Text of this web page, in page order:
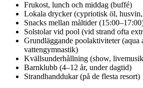
Frukost, lunch och middag (buffé)
Lokala drycker (cypriotisk öl,
Snacks mellan måltider
Solstolar vid pool (vid strand ofta
Grundläggande poolaktiviteter (aqua
vattengymnastik)
Kvällsunderhållning (show,
Barnklubb (4–12 år, under dagtid)
Strandhanddukar (på de flesta resort)